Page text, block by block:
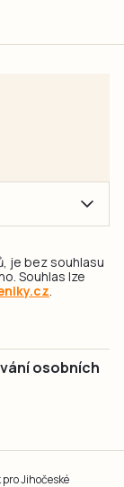
je bez souhlasu
Souhlas lze
.
osobních
Jihočeské